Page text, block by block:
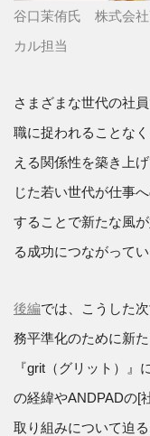
谷口茉侑氏 株式会
カル担当
さまざまな世代の社
職に捉われることな
える関係性を築き上
じた若い世代が仕事
することで新たな風
る成功につながってい
後編では、こうした
務平準化のために新
『grit（グリット）
の経緯やANDPADの[
取り組みについて迫る